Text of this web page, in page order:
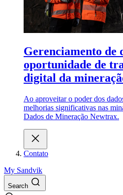
Gerenciamento de
oportunidade de
digital da
Ao aproveitar o poder dos
melhorias significativas nas
Dados de Mineração Newtrax.
Contato
My Sandvik
Search